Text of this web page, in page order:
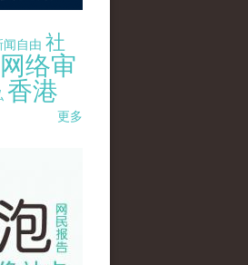
闻自由 社
网络审
香港
更多
site-120814.jpg